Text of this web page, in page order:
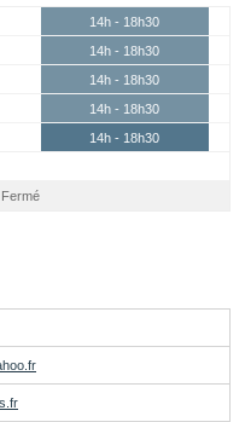
14h - 18h30
14h - 18h30
14h - 18h30
14h - 18h30
14h - 18h30
Fermé